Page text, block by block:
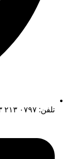
تلفن: ۰۷۹۷ ۲۱۳ ۱۳۳ ۹۸+